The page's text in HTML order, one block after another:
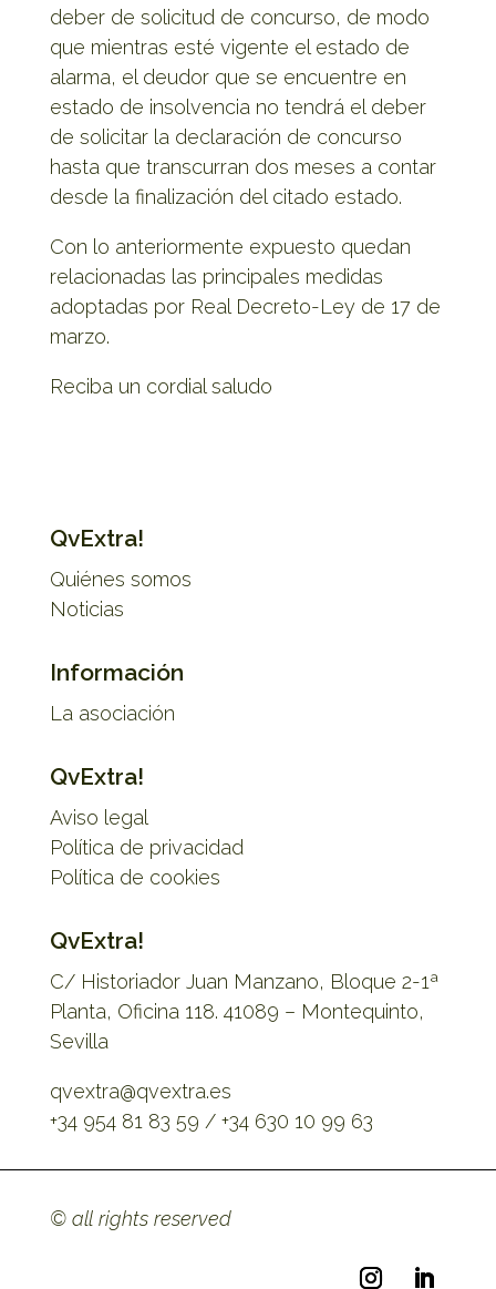
deber de solicitud de concurso, de modo
que mientras esté vigente el estado de
alarma, el deudor que se encuentre en
estado de insolvencia no tendrá el deber
de solicitar la declaración de concurso
hasta que transcurran dos meses a contar
desde la finalización del citado estado.
Con lo anteriormente expuesto quedan
relacionadas las principales medidas
adoptadas por Real Decreto-Ley de 17 de
marzo.
Reciba un cordial saludo
QvExtra!
Quiénes somos
Noticias
Información
La asociación
QvExtra!
Aviso legal
Política de privacidad
Política de cookies
QvExtra!
C/ Historiador Juan Manzano, Bloque 2-1ª
Planta, Oficina 118. 41089 – Montequinto,
Sevilla
qvextra@qvextra.es
+34 954 81 83 59 / +34 630 10 99 63
© all rights reserved